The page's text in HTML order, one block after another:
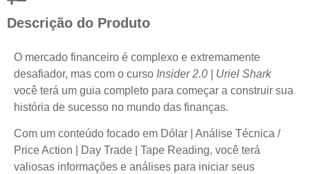
Descrição do Produto
O mercado financeiro é complexo e extremamente
desafiador, mas com o curso Insider 2.0 | Uriel Shark
você terá um guia completo para começar a construir sua
história de sucesso no mundo das finanças.
Com um conteúdo focado em Dólar | Análise Técnica /
Price Action | Day Trade | Tape Reading, você terá
valiosas informações e análises para iniciar seus